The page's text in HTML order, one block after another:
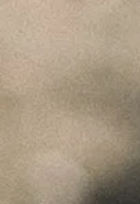
"Wine is not
their friends
have plenty of
+351 912 844 136